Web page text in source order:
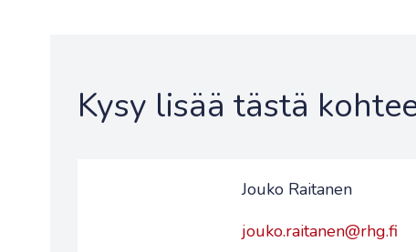
Kysy lisää tästä
Jouko Raitanen
jouko.raitanen@rhg.fi